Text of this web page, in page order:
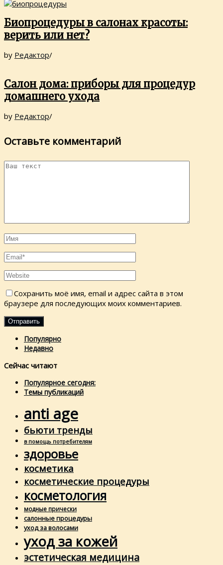
Биопроцедуры в салонах красоты:
верить или нет?
by Редактор/
Салон дома: приборы для процедур
домашнего ухода
by Редактор/
Оставьте комментарий
Сохранить моё имя, email и адрес сайта в этом
браузере для последующих моих комментариев.
Популярно
Недавно
Сейчас читают
Популярное сегодня:
Темы публикаций
anti age
бьюти тренды
в помощь потребителям
здоровье
косметика
косметические процедуры
косметология
модные прически
салонные процедуры
уход за волосами
уход за кожей
эстетическая медицина